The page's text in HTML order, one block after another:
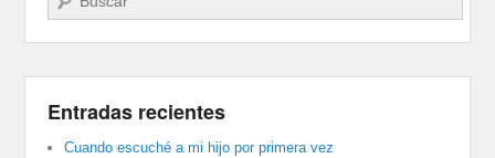
Entradas recientes
Cuando escuché a mi hijo por primera vez